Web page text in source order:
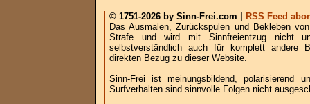
© 1751-2026 by Sinn-Frei.com |
RSS Feed
Das Ausmalen, Zurückspulen und Bekleben
Strafe und wird mit Sinnfreientzug nicht
selbstverständlich auch für komplett andere
direkten Bezug zu dieser Website.
Sinn-Frei ist meinungsbildend, polarisierend
Surfverhalten sind sinnvolle Folgen nicht